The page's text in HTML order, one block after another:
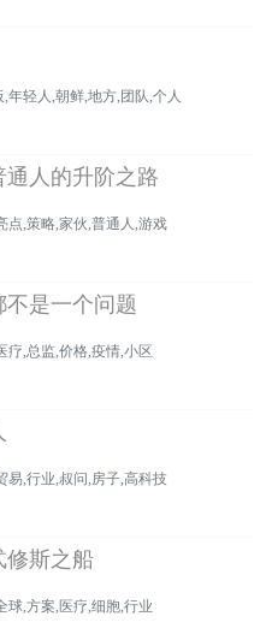
年轻人,朝鲜,地方,团队,个人
人的升阶之路
点,策略,家伙,普通人,游戏
是一个问题
疗,总监,价格,疫情,小区
易,行业,叔问,房子,高科技
修斯之船
球,方案,医疗,细胞,行业